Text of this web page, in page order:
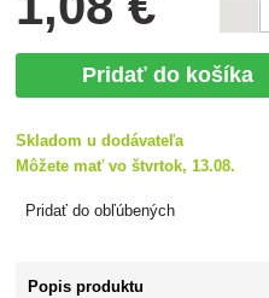
Pridať do košíka
Skladom u dodávateľa
Môžete mať vo štvrtok, 13.08.
Pridať do obľúbených
Popis produktu